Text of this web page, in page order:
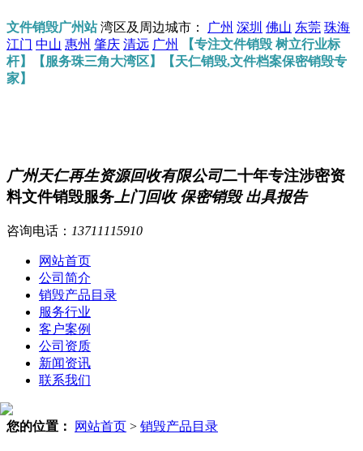
文件销毁广州站湾区及周边城市： 广州 深圳 佛山 东莞 珠海
江门 中山 惠州 肇庆 清远 广州
【专注文件销毁 树立行业标
杆】【服务珠三角大湾区】【天仁销毁,文件档案保密销毁专
家】
广州天仁再生资源回收有限公司二十年专注涉密资
料文件销毁服务 上门回收 保密销毁 出具报告
咨询电话： 13711115910
网站首页
公司简介
销毁产品目录
服务行业
客户案例
公司资质
新闻资讯
联系我们
您的位置： 网站首页 > 销毁产品目录